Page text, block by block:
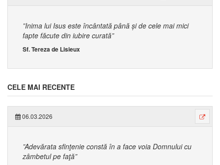
”Inima lui Isus este încântată până și de cele mai mici
fapte făcute din iubire curată”
Sf. Tereza de Lisieux
CELE MAI RECENTE
06.03.2026
”Adevărata sfinţenie constă în a face voia Domnului cu
zâmbetul pe faţă”